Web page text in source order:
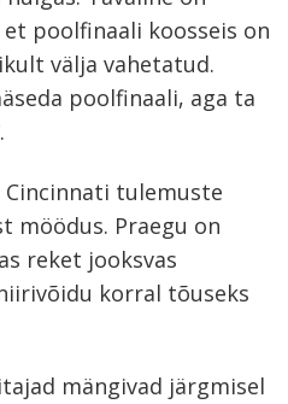
poolfinaali koosseis on
välja vahetatud.
poolfinaali, aga ta
Cincinnati tulemuste
möödus. Praegu on
reket jooksvas
korral tõuseks
mängivad järgmisel